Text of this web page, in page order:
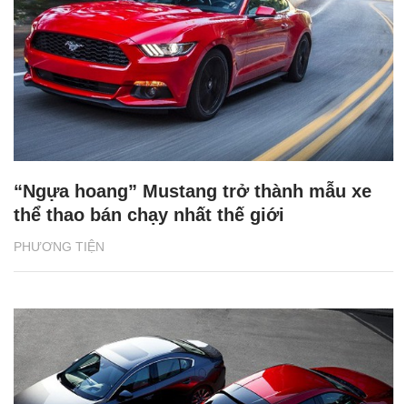
PHƯƠNG TIỆN
“Ngựa hoang” Mustang trở thành mẫu xe
thể thao bán chạy nhất thế giới